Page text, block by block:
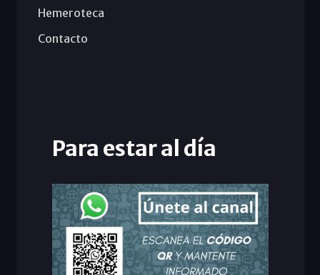
Hemeroteca
Contacto
Para estar al día